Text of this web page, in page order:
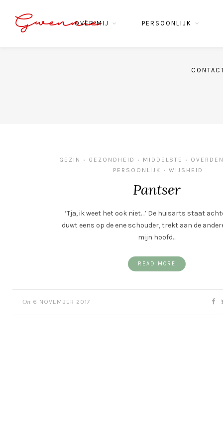
Gwennie
OVER MIJ PERSOONLIJK
GEZIN • GEZONDHEID • MIDDELSTE •
PERSOONLIJK
• WIJSHEID
Pantser
‘Tja, ik weet het ook niet…’ De huisarts staat
duwt eens op de ene schouder, trekt aan de
mijn hoofd…
READ MORE
On 6 NOVEMBER 2017